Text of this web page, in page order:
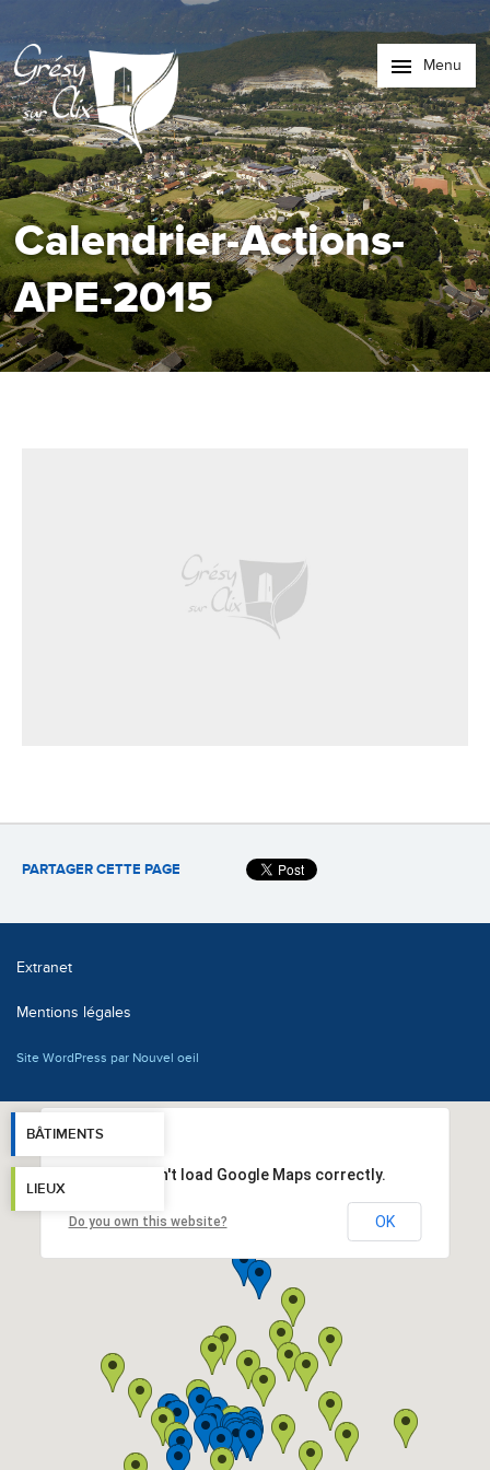
Menu
Calendrier-Actions-
APE-2015
PARTAGER CETTE PAGE
Extranet
Mentions légales
Site WordPress par Nouvel oeil
BÂTIMENTS
LIEUX
This page can't load Google Maps correctly.
Do you own this website? OK